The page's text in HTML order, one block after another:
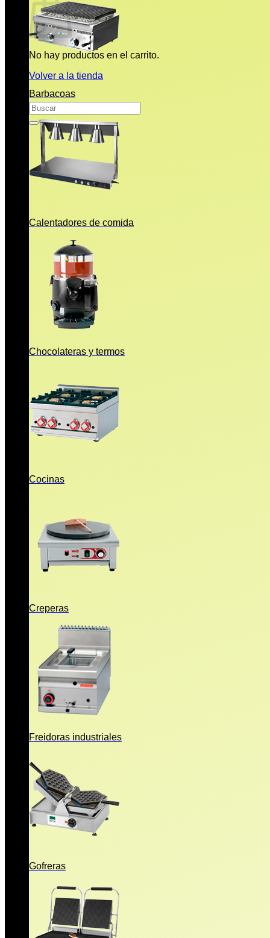
No hay productos en el carrito.
Volver a la tienda
Buscar
por:
Barbacoas
Calentadores de comida
Chocolateras y termos
Cocinas
Creperas
Freidoras industriales
Gofreras